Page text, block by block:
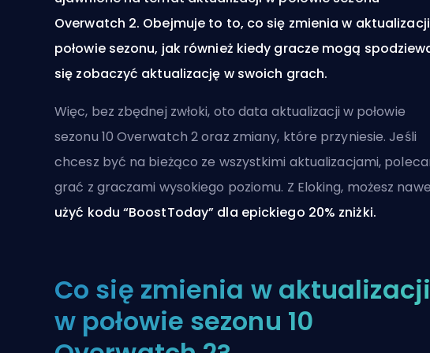
Overwatch 2. Obejmuje to to, co się zmienia w
połowie sezonu, jak również kiedy gracze mogą
się zobaczyć aktualizację w swoich grach.
Więc, bez zbędnej zwłoki, oto data aktualizacji w połowie
sezonu 10 Overwatch 2 oraz zmiany, które przyniesie. Jeśli
chcesz być na bieżąco ze wszystkimi aktualizacjami,
grać z graczami wysokiego poziomu. Z Eloking, możesz
użyć kodu “BoostToday” dla epickiego 20% zniżki.
Co się zmienia w aktualizacji
w połowie sezonu 10